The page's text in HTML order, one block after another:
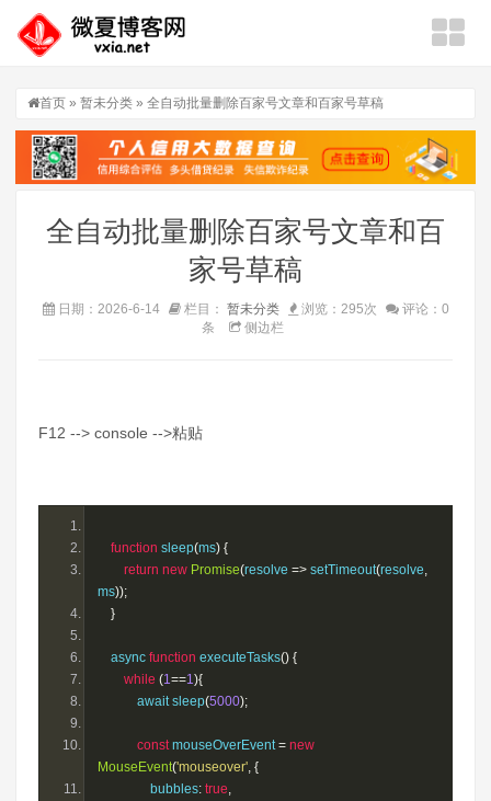
首页 » 暂未分类 » 全自动批量删除百家号文章和百家号草稿
全自动批量删除百家号文章和百
家号草稿
日期：2026-6-14 栏目： 暂未分类 浏览：295次
评论：0
条
侧边栏
F12 --> console -->粘贴
function sleep(ms) {
return new Promise(resolve => setTimeout(resolve
ms));
}
    async
function executeTasks() {
while (1 ==1 ){
            await sleep
(5000);
const mouseOverEvent = new
MouseEvent('mouseover' {
                bubbles
: true